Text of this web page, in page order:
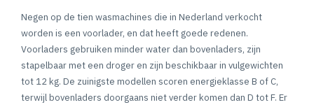
Negen op de tien wasmachines die in Nederland verkocht
worden is een voorlader, en dat heeft goede redenen.
Voorladers gebruiken minder water dan bovenladers, zijn
stapelbaar met een droger en zijn beschikbaar in vulgewichten
tot 12 kg. De zuinigste modellen scoren energieklasse B of C,
terwijl bovenladers doorgaans niet verder komen dan D tot F. Er